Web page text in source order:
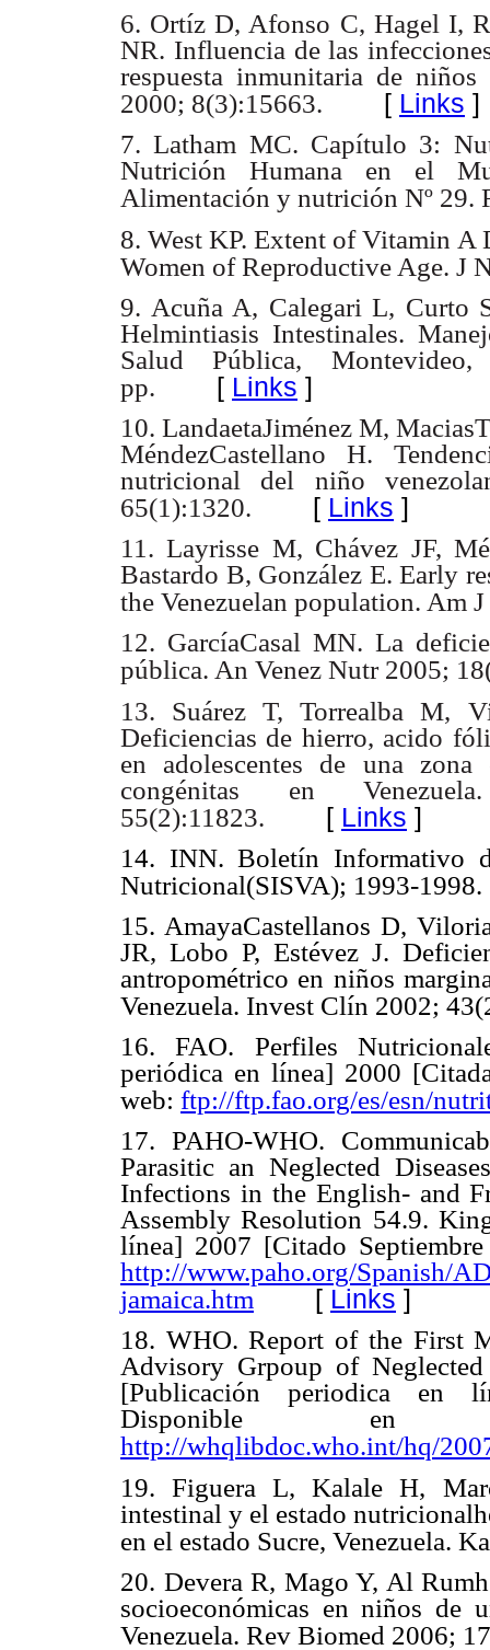
6. Ortíz D, Afonso C, Hagel I,
NR. Influencia de las
respuesta inmunitaria de niños
2000; 8(3):15663. [ Links ]
7. Latham MC. Capítulo 3:
Nutrición Humana en el
Alimentación y nutrición Nº 29.
8. West KP. Extent of Vitamin
Women of Reproductive Age. J
9. Acuña A, Calegari L, Curto
Helmintiasis Intestinales.
Salud Pública,
pp. [ Links ]
10. LandaetaJiménez M,
MéndezCastellano H.
nutricional del niño
65(1):1320. [ Links ]
11. Layrisse M, Chávez JF,
Bastardo B, González E. Early
the Venezuelan population. Am
12. GarcíaCasal MN. La
pública. An Venez Nutr 2005;
13. Suárez T, Torrealba M,
Deficiencias de hierro, acido
en adolescentes de una
congénitas en
55(2):11823. [ Links ]
14. INN. Boletín Informativo
Nutricional(SISVA); 1993-1998.
15. AmayaCastellanos D,
JR, Lobo P, Estévez J.
antropométrico en niños
Venezuela. Invest Clín 2002;
16. FAO. Perfiles
periódica en línea] 2000
web: ftp://ftp.fao.org/es/esn/
17. PAHO-WHO.
Parasitic an Neglected
Infections in the English- and
Assembly Resolution 54.9.
línea] 2007 [Citado
http://www.paho.org/Spanish/
jamaica.htm [ Links ]
18. WHO. Report of the First
Advisory Grpoup of Neglected
[Publicación periodica en
Disponible
http://whqlibdoc.who.int/hq/
19. Figuera L, Kalale H,
intestinal y el estado
en el estado Sucre, Venezuela.
20. Devera R, Mago Y, Al
socioeconómicas en niños de
Venezuela. Rev Biomed 2006;